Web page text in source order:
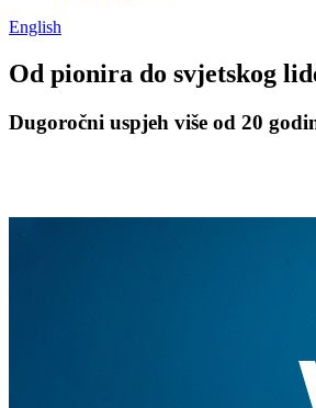
English
Od pionira do svjetskog
Dugoročni uspjeh više od 20